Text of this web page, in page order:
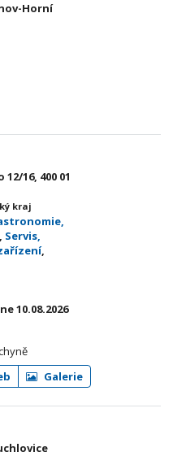
Horní
16, 400 01
kraj
, Servis,
,
10.08.2026
Galerie